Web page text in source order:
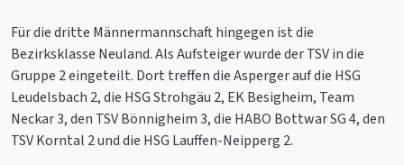
Für die dritte Männermannschaft hingegen ist die
Bezirksklasse Neuland. Als Aufsteiger wurde der TSV in die
Gruppe 2 eingeteilt. Dort treffen die Asperger auf die HSG
Leudelsbach 2, die HSG Strohgäu 2, EK Besigheim, Team
Neckar 3, den TSV Bönnigheim 3, die HABO Bottwar SG 4, den
TSV Korntal 2 und die HSG Lauffen-Neipperg 2.